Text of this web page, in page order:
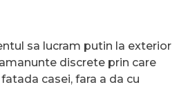
sa lucram putin la exterior
discrete prin care
casei, fara a da cu